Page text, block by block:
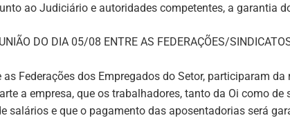
ao Judiciário e autoridades competentes, a garantia
DO DIA 05/08 ENTRE AS FEDERAÇÕES/
as Federações dos Empregados do Setor, participaram
a empresa, que os trabalhadores, tanto da Oi como
salários e que o pagamento das aposentadorias será